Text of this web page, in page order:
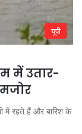
यूपी
में उतार-
में रहते हैं और बारिश के